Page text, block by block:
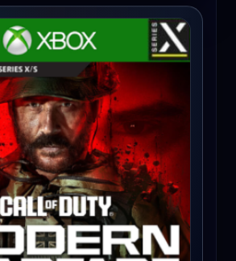
Warfare III | Cross-Gen Bundle (Xbox